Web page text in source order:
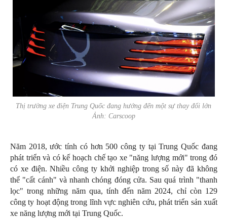
Thị trường xe điện Trung Quốc đang hướng đến một sự thay đổi lớn
Ảnh: Carscoop
Năm 2018, ước tính có hơn 500 công ty tại Trung Quốc đang
phát triển và có kế hoạch chế tạo xe "năng lượng mới" trong đó
có xe điện. Nhiều công ty khởi nghiệp trong số này đã không
thể "cất cánh" và nhanh chóng đóng cửa. Sau quá trình "thanh
lọc" trong những năm qua, tính đến năm 2024, chỉ còn 129
công ty hoạt động trong lĩnh vực nghiên cứu, phát triển sản xuất
xe năng lượng mới tại Trung Quốc.